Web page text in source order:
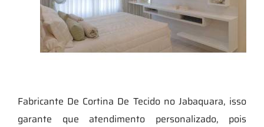
Fabricante De Cortina De Tecido no Jabaquara, isso
garante que atendimento personalizado, pois